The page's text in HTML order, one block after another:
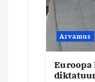
Arvamus
Euroopa